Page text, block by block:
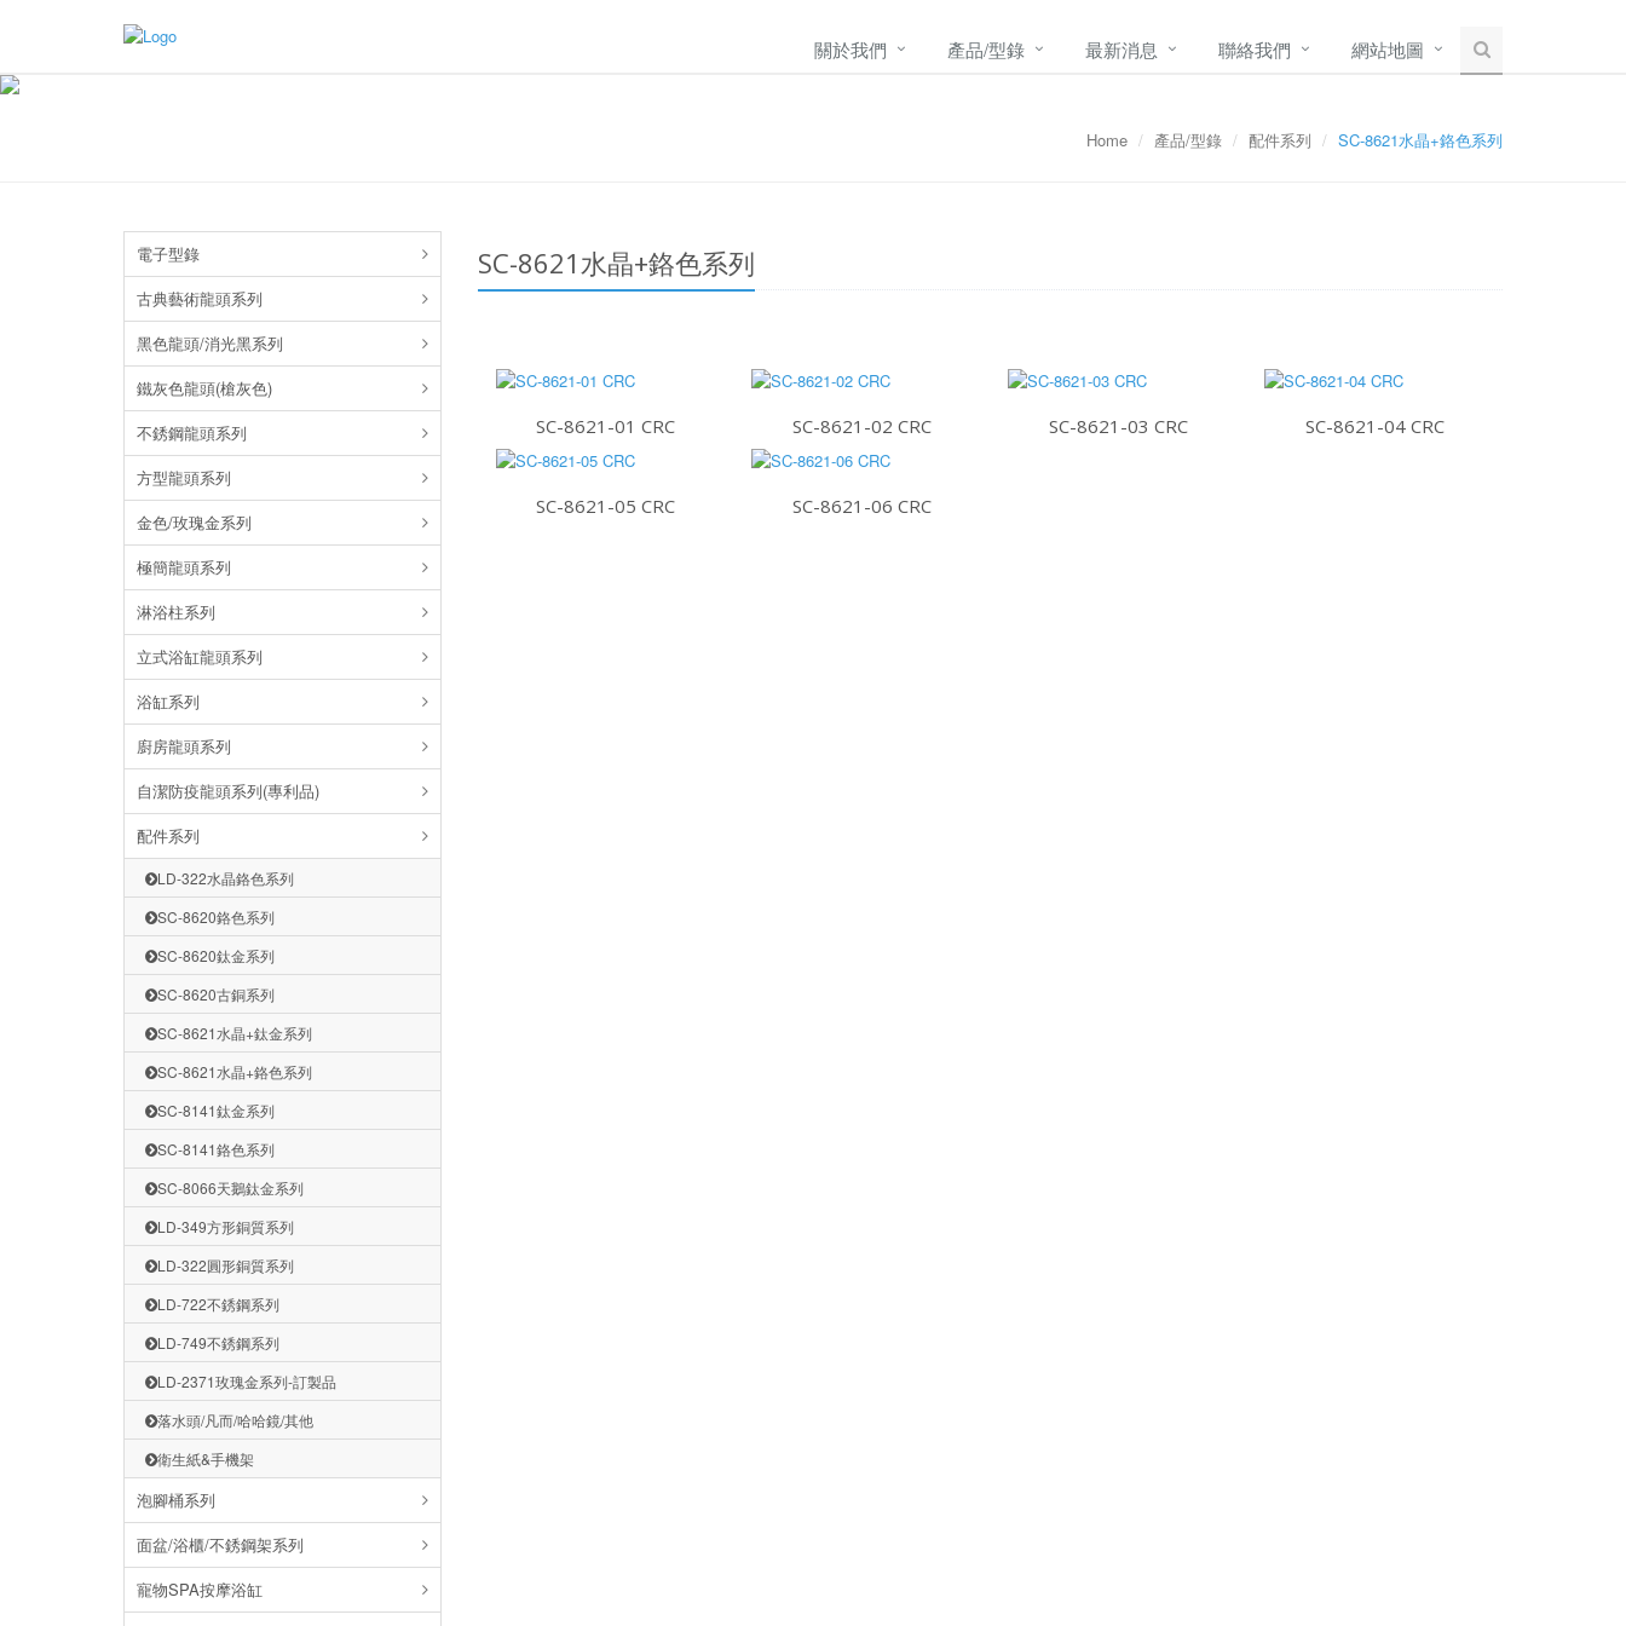
關於我們 產品/型錄 最新消息 聯絡我們 網站地圖
Home 產品/型錄 配件系列 SC-8621水晶+鉻色系列
電子型錄
古典藝術龍頭系列
黑色龍頭/消光黑系列
鐵灰色龍頭(槍灰色)
不銹鋼龍頭系列
方型龍頭系列
金色/玫瑰金系列
極簡龍頭系列
淋浴柱系列
立式浴缸龍頭系列
浴缸系列
廚房龍頭系列
自潔防疫龍頭系列(專利品)
配件系列
LD-322水晶鉻色系列
SC-8620鉻色系列
SC-8620鈦金系列
SC-8620古銅系列
SC-8621水晶+鈦金系列
SC-8621水晶+鉻色系列
SC-8141鈦金系列
SC-8141鉻色系列
SC-8066天鵝鈦金系列
LD-349方形銅質系列
LD-322圓形銅質系列
LD-722不銹鋼系列
LD-749不銹鋼系列
LD-2371玫瑰金系列-訂製品
落水頭/凡而/哈哈鏡/其他
衛生紙&手機架
泡腳桶系列
面盆/浴櫃/不銹鋼架系列
寵物SPA按摩浴缸
SC-8621水晶+鉻色系列
SC-8621-01 CRC SC-8621-02 CRC SC-8621-03 CRC SC-8621-04 CRC
SC-8621-05 CRC SC-8621-06 CRC